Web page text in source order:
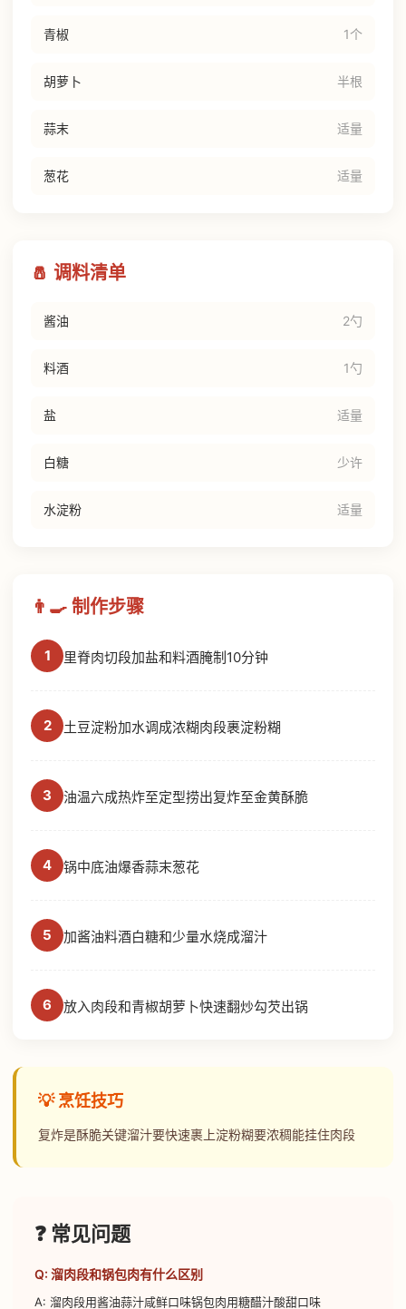
青椒 1个
胡萝卜 半根
蒜末 适量
葱花 适量
🧂 调料清单
酱油 2勺
料酒 1勺
盐 适量
白糖 少许
水淀粉 适量
👨‍🍳 制作步骤
1 里脊肉切段加盐和料酒腌制10分钟
2 土豆淀粉加水调成浓糊肉段裹淀粉糊
3 油温六成热炸至定型捞出复炸至金黄酥脆
4 锅中底油爆香蒜末葱花
5 加酱油料酒白糖和少量水烧成溜汁
6 放入肉段和青椒胡萝卜快速翻炒勾芡出锅
💡 烹饪技巧
复炸是酥脆关键溜汁要快速裹上淀粉糊要浓稠能挂住肉段
❓ 常见问题
Q: 溜肉段和锅包肉有什么区别
A: 溜肉段用酱油蒜汁咸鲜口味锅包肉用糖醋汁酸甜口味